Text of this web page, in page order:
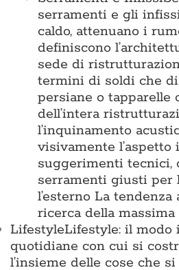
serramenti e gli
caldo, attenuano i
definiscono
sede di
termini di soldi che
persiane o
dell’intera
l’inquinamento
visivamente
suggerimenti tecnici,
serramenti giusti per
l’esterno La
ricerca della massima
LifestyleLifestyle: il modo
quotidiane con cui si
l’insieme delle cose che